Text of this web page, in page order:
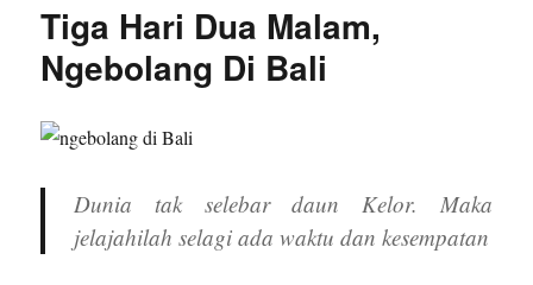
Tiga Hari Dua Malam,
Ngebolang Di Bali
Dunia tak selebar daun Kelor. Maka
jelajahilah selagi ada waktu dan kesempatan